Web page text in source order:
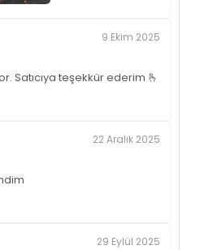
9 Ekim 2025
Satıcıya teşekkür ederim 🫰
22 Aralık 2025
29 Eylül 2025